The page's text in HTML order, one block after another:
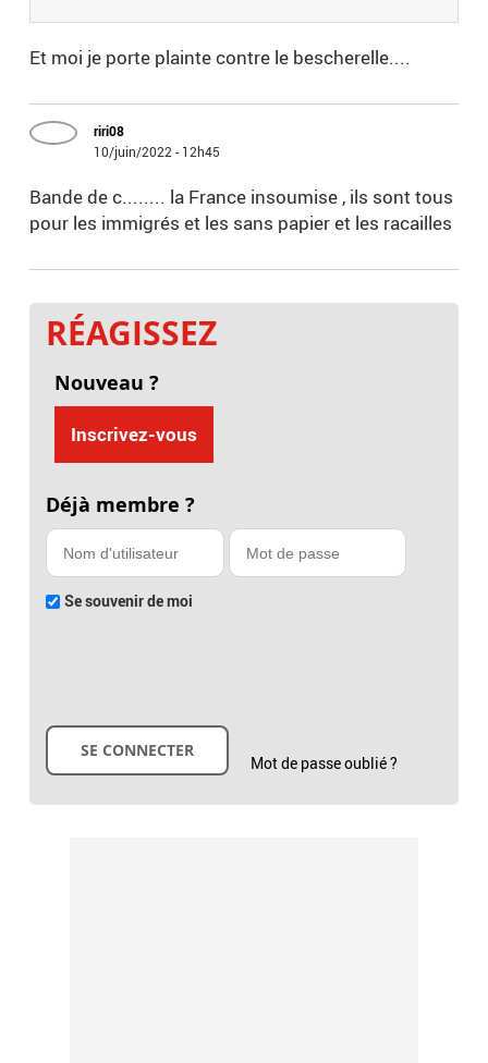
Et moi je porte plainte contre le bescherelle....
riri08
10/juin/2022 - 12h45
Bande de c........ la France insoumise , ils sont tous
pour les immigrés et les sans papier et les racailles
RÉAGISSEZ
Nouveau ?
Inscrivez-vous
Déjà membre ?
Se souvenir de moi
Mot de passe oublié ?